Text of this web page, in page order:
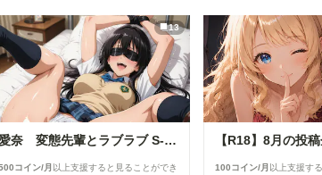
13
愛奈 変態先輩とラブラブ S-517
コイン/月 以上支援すると見ることができ
100コイン/月 以上支援す